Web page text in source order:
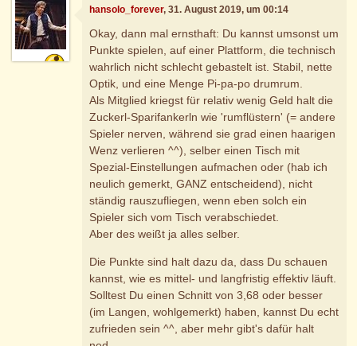
hansolo_forever, 31. August 2019, um 00:14
Okay, dann mal ernsthaft: Du kannst umsonst um
Punkte spielen, auf einer Plattform, die technisch
wahrlich nicht schlecht gebastelt ist. Stabil, nette
Optik, und eine Menge Pi-pa-po drumrum.
Als Mitglied kriegst für relativ wenig Geld halt die
Zuckerl-Sparifankerln wie 'rumflüstern' (= andere
Spieler nerven, während sie grad einen haarigen
Wenz verlieren ^^), selber einen Tisch mit
Spezial-Einstellungen aufmachen oder (hab ich
neulich gemerkt, GANZ entscheidend), nicht
ständig rauszufliegen, wenn eben solch ein
Spieler sich vom Tisch verabschiedet.
Aber des weißt ja alles selber.
Die Punkte sind halt dazu da, dass Du schauen
kannst, wie es mittel- und langfristig effektiv läuft.
Solltest Du einen Schnitt von 3,68 oder besser
(im Langen, wohlgemerkt) haben, kannst Du echt
zufrieden sein ^^, aber mehr gibt's dafür halt